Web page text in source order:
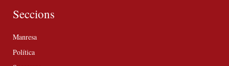
Seccions
Manresa
Política